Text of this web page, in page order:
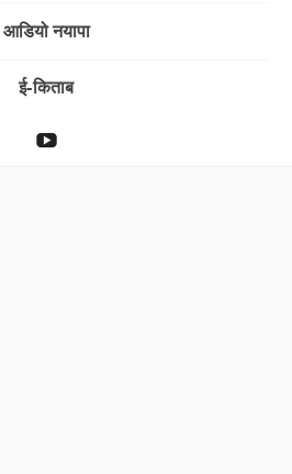
आडियो नयापा
ई-किताब
YouTube